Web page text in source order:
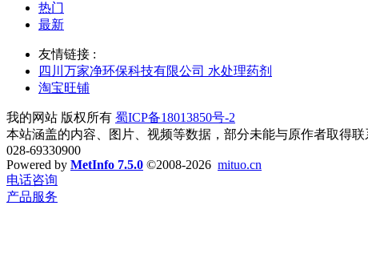
热门
最新
友情链接 :
四川万家净环保科技有限公司 水处理药剂
淘宝旺铺
我的网站 版权所有 蜀ICP备18013850号-2
本站涵盖的内容、图片、视频等数据，部分未能与原作者取得
028-69330900
Powered by MetInfo 7.5.0 ©2008-2026 mituo.cn
电话咨询
产品服务